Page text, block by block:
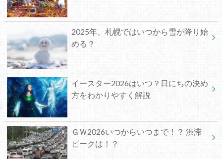
2025年、札幌ではいつから雪が降り始
める？
イースター2026はいつ？日にちの決め
方をわかりやすく解説
ＧＷ2026いつからいつまで！？ 渋滞
ピークは！？